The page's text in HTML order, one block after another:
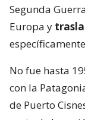
Segunda
Europa y
No fue hasta
con la
de Puerto